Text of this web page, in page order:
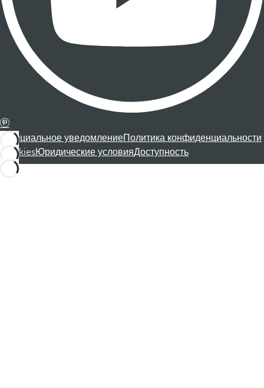
Официальное уведомлениеПолитика конфиденциальности
CookiesЮридические условияДоступность